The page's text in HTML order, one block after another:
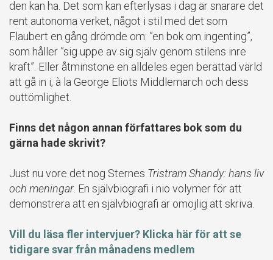
den kan ha. Det som kan efterlysas i dag är snarare det
rent autonoma verket, något i stil med det som
Flaubert en gång drömde om: ”en bok om ingenting”,
som håller ”sig uppe av sig själv genom stilens inre
kraft”. Eller åtminstone en alldeles egen berättad värld
att gå in i, à la George Eliots Middlemarch och dess
outtömlighet.
Finns det någon annan författares bok som du
gärna hade skrivit?
Just nu vore det nog Sternes Tristram Shandy: hans liv
och meningar. En självbiografi i nio volymer för att
demonstrera att en självbiografi är omöjlig att skriva.
Vill du läsa fler intervjuer? Klicka här för att se
tidigare svar från månadens medlem